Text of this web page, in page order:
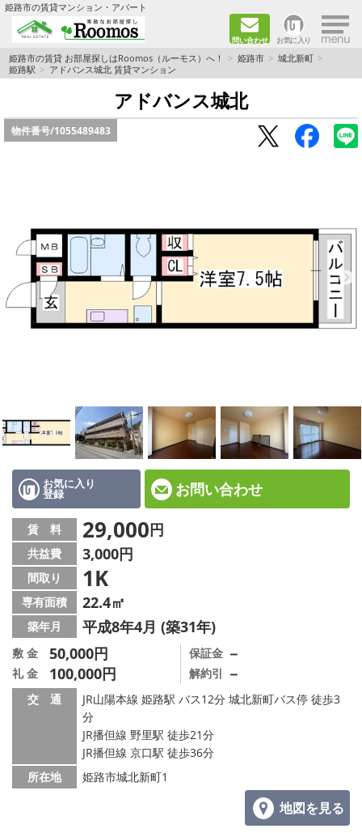
姫路市の賃貸マンション・アパート
問い合わせ お気に入り ×
TOPページ
ファミリー向けの部屋を探す
一人暮らし向けの部屋を探す
敷金礼金0円の部屋を探す
都市ガス&オール電化の部屋を探す
ネット無料の部屋を探す
☆インターネット無料物件☆
☆敷金·礼金0円物件☆
路線·駅から探す
地域から探す
地図から探す
スタッフ紹介
スタッフ募集中
店舗情報·アクセス
メールでお問い合わせ
姫路市の賃貸 お部屋探しはRoomos（ルーモス）へ！ 姫路市
城北新町
姫路駅
アドバンス城北 賃貸マンション
アドバンス城北
物件番号/1055489483
お気に入り
登録 お問い合わせ
賃 料 29,000円
共益費 3,000円
間取り 1K
専有面積 22.4㎡
築年月 平成8年4月 (築31年)
敷 金 50,000円
礼 金 100,000円
保証金 －
解約引 －
交 通
JR山陽本線 姫路駅 バス12分 城北新町バス停 徒歩3
分
JR播但線 野里駅 徒歩21分
JR播但線 京口駅 徒歩36分
所在地
姫路市城北新町1
地図を見る